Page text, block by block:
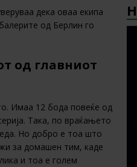
дека оваа екипа
од Берлин го
од главниот
Имаа 12 бода повеќе од
Така, по враќањето
Но добро е тоа што
за домашен тим, каде
и тоа е голем